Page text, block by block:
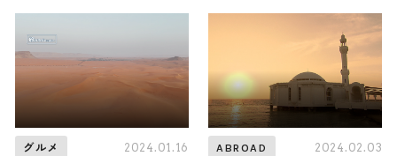
グルメ 2024.01.16 ABROAD 2024.02.03